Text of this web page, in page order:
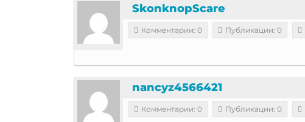
SkonknopScare
Комментарии: 0 Публикации: 0
nancyz4566421
Комментарии: 0 Публикации: 0